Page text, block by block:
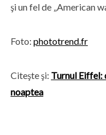
şi un fel de „American
Foto: phototrend.fr
Citeşte şi: Turnul Eiffel:
noaptea